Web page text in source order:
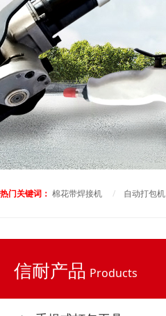
热门关键词： 棉花带焊接机 / 自动打包机
信耐产品 Products